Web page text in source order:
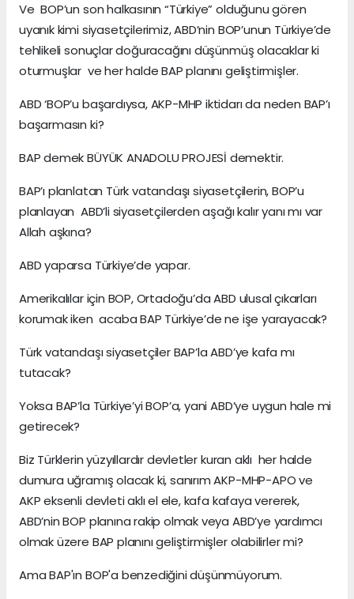
Ve BOP’un son halkasının “Türkiye” olduğunu gören
uyanık kimi siyasetçilerimiz, ABD’nin BOP’unun Türkiye’de
tehlikeli sonuçlar doğuracağını düşünmüş olacaklar ki
oturmuşlar ve her halde BAP planını geliştirmişler.
ABD ‘BOP’u başardıysa, AKP-MHP iktidarı da neden BAP’ı
başarmasın ki?
BAP demek BÜYÜK ANADOLU PROJESİ demektir.
BAP’ı planlatan Türk vatandaşı siyasetçilerin, BOP’u
planlayan ABD’li siyasetçilerden aşağı kalır yanı mı var
Allah aşkına?
ABD yaparsa Türkiye’de yapar.
Amerikalılar için BOP, Ortadoğu’da ABD ulusal çıkarları
korumak iken acaba BAP Türkiye’de ne işe yarayacak?
Türk vatandaşı siyasetçiler BAP’la ABD’ye kafa mı
tutacak?
Yoksa BAP’la Türkiye’yi BOP’a, yani ABD’ye uygun hale mi
getirecek?
Biz Türklerin yüzyıllardır devletler kuran aklı her halde
dumura uğramış olacak ki, sanırım AKP-MHP-APO ve
AKP eksenli devleti aklı el ele, kafa kafaya vererek,
ABD’nin BOP planına rakip olmak veya ABD’ye yardımcı
olmak üzere BAP planını geliştirmişler olabilirler mi?
Ama BAP'ın BOP'a benzediğini düşünmüyorum.